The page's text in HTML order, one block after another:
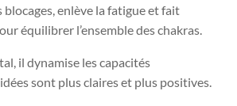
blocages, enlève la fatigue et fait
équilibrer l’ensemble des chakras.
il dynamise les capacités
sont plus claires et plus positives.